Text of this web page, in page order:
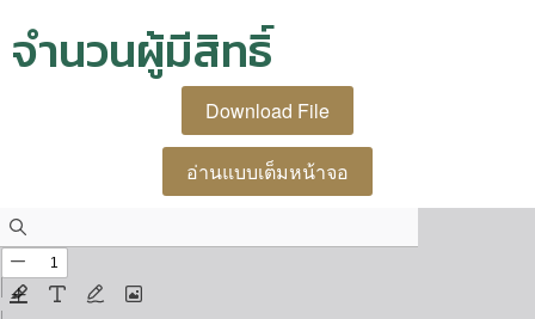
จำนวนผู้มีสิทธิ์
Download File
อ่านแบบเต็มหน้าจอ